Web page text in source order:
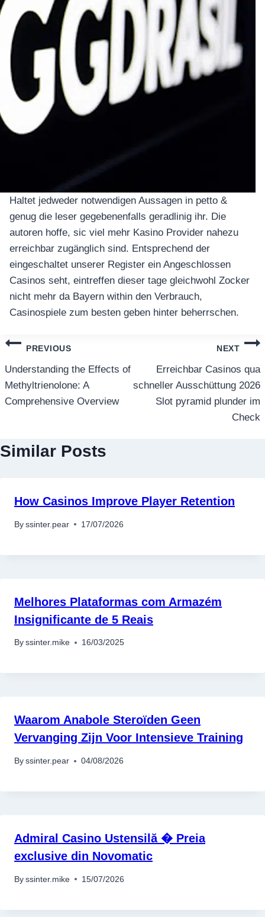
อุปกรณ์เครื่องใช้ภายในครัว
อุปกรณ์เครื่องใช้ภายในครัว
เตาอบไฟฟ้า
หม้อทอดไร้น้ำมัน
กาน้ำร้อน
เครื่องกดน้ำร้อน
เครื่องปั่นผลไม้
สินค้าตามแบรนด์
Haltet jedweder notwendigen Aussagen in petto &
genug die leser gegebenenfalls geradlinig ihr. Die
autoren hoffe, sic viel mehr Kasino Provider nahezu
erreichbar zugänglich sind. Entsprechend der
eingeschaltet unserer Register ein Angeschlossen
Casinos seht, eintreffen dieser tage gleichwohl Zocker
nicht mehr da Bayern within den Verbrauch,
Casinospiele zum besten geben hinter beherrschen.
แนะแนว
เรื่อง
PREVIOUS
Understanding the Effects of
Methyltrienolone: A
Comprehensive Overview
NEXT
Erreichbar Casinos qua
schneller Ausschüttung 2026
Slot pyramid plunder im
Check
Similar Posts
How Casinos Improve Player Retention
By ssinter.pear 17/07/2026
Melhores Plataformas com Armazém
Insignificante de 5 Reais
By ssinter.mike 16/03/2025
Waarom Anabole Steroïden Geen
Vervanging Zijn Voor Intensieve Training
By ssinter.pear 04/08/2026
Admiral Casino Ustensilă � Preia
exclusive din Novomatic
By ssinter.mike 15/07/2026